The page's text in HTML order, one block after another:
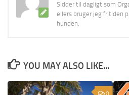
Sidder til dagligt som
ellers bruger jeg fritiden
hunden.
YOU MAY ALSO LIKE...
0